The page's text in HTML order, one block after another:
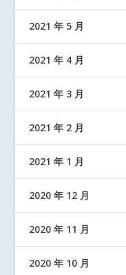
2021 年 5 月
2021 年 4 月
2021 年 3 月
2021 年 2 月
2021 年 1 月
2020 年 12 月
2020 年 11 月
2020 年 10 月